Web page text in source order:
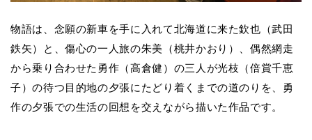
物語は、念願の新車を手に入れて北海道に来た欽也（武田
鉄矢）と、傷心の一人旅の朱美（桃井かおり）、偶然網走
から乗り合わせた勇作（高倉健）の三人が光枝（倍賞千恵
子）の待つ目的地の夕張にたどり着くまでの道のりを、勇
作の夕張での生活の回想を交えながら描いた作品です。